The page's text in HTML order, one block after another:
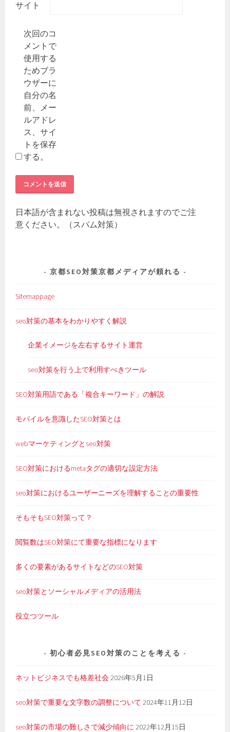
サイト
次回のコ
メントで
使用する
ためブラ
ウザーに
自分の名
前、メー
ルアドレ
ス、サイ
トを保存
する。
日本語が含まれない投稿は無視されますのでご注
意ください。（スパム対策）
京都SEO対策京都メディアが頼れる
Sitemappage
seo対策の基本をわかりやすく解説
企業イメージを左右するサイト運営
seo対策を行う上で利用すべきツール
SEO対策用語である「複合キーワード」の解説
モバイルを意識したSEO対策とは
webマーケティングとseo対策
SEO対策におけるmetaタグの適切な設定方法
seo対策におけるユーザーニーズを理解することの重要性
そもそもSEO対策って？
閲覧数はSEO対策にて重要な指標になります
多くの要素があるサイトなどのSEO対策
seo対策とソーシャルメディアの活用法
役立つツール
初心者必見SEO対策のことを考える
ネットビジネスでも格差社会2026年5月1日
seo対策で重要な文字数の調整について 2024年11月12日
seo対策の市場の難しさで減少傾向に 2022年12月15日